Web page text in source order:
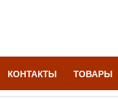
КОНТАКТЫ ТОВАРЫ